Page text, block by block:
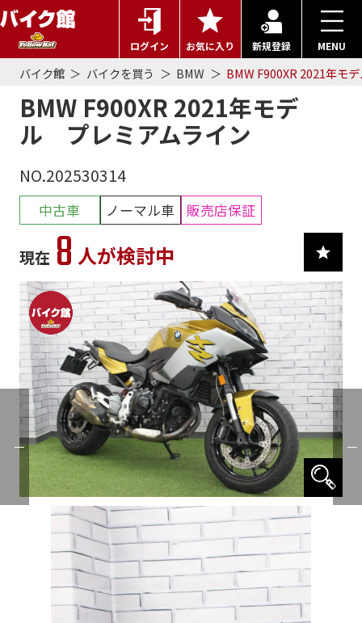
ログイン お気に入り 新規登録 MENU
バイク館 バイクを買う BMW BMW F900XR 2021年モ
BMW F900XR 2021年モデ
ル プレミアムライン
NO.202530314
中古車 ノーマル車 販売店保証
現在 8 人が検討中